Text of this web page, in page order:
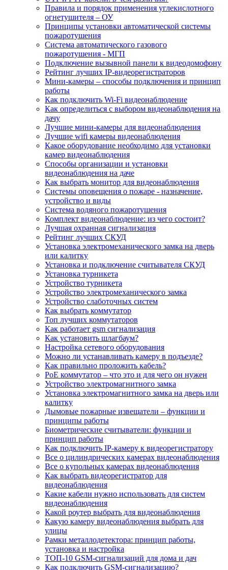
Правила и порядок применения углекислотного
огнетушителя – ОУ
Принципы установки автоматической системы
пожаротушения
Система автоматического газового
пожаротушения - МГП
Подключение вызывной панели к видеодомофону
Рейтинг лучших IP-видеорегистраторов
Мини-камеры – способы подключения и принцип
работы
Как подключить Wi-Fi видеонаблюдение
Как определиться с выбором видеонаблюдения на
дачу
Лучшие мини-камеры для видеонаблюдения
Лучшие wifi камеры видеонаблюдения
Какое оборудование необходимо для установки
камер видеонаблюдения
Способы организации и установки
видеонаблюдения на даче
Как выбрать монитор для видеонаблюдения
Системы оповещения о пожаре - назначение,
устройство и виды
Система водяного пожаротушения
Комплект видеонаблюдение: из чего состоит?
Лучшая охранная сигнализация
Рейтинг лучших СКУД
Установка электромеханического замка на дверь
или калитку
Установка и подключение считывателя СКУД
Установка турникета
Устройство турникета
Устройство электромеханического замка
Устройство слаботочных систем
Как выбрать коммутатор
Топ лучших коммутаторов
Как работает gsm сигнализация
Как установить шлагбаум?
Настройка сетевого оборудования
Можно ли устанавливать камеру в подъезде?
Как правильно проложить кабель?
PoE коммутатор – что это и для чего он нужен
Устройство электромагнитного замка
Установка электромагнитного замка на дверь или
калитку
Дымовые пожарные извещатели – функции и
принципы работы
Биометрические считыватели: функции и
принцип работы
Как подключить IP-камеру к видеорегистратору
Все о цилиндрических камерах видеонаблюдения
Все о купольных камерах видеонаблюдения
Как выбрать видеорегистратор для
видеонаблюдения
Какие кабели нужно использовать для систем
видеонаблюдения
Какой роутер выбрать для видеонаблюдения
Какую камеру видеонаблюдения выбрать для
улицы
Рамки металлодетектора: принцип работы,
установка и настройка
ТОП-10 GSM-сигнализаций для дома и дач
Как подключить GSM-сигнализацию?